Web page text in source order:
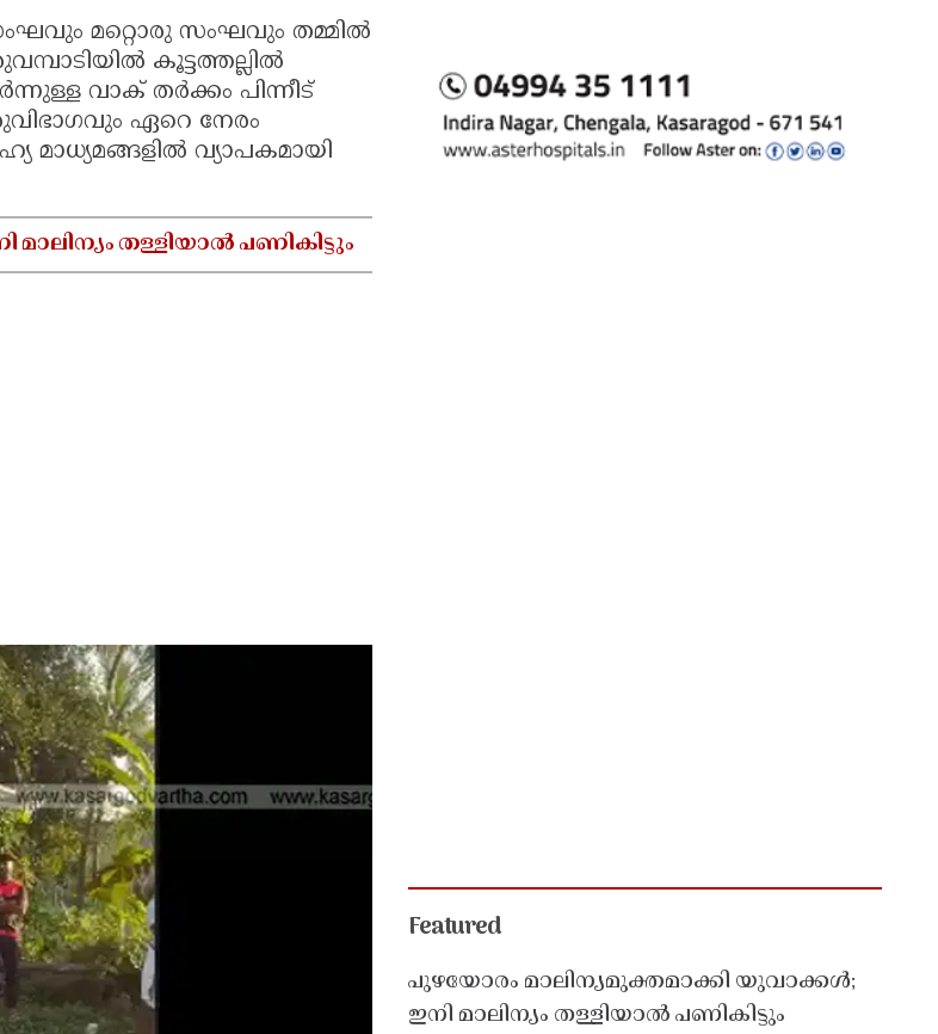
മറ്റൊരു സംഘവും തമ്മിൽ
കൂട്ടത്തല്ലിൽ
വാക് തർക്കം പിന്നീട്
ഏറെ നേരം
മാധ്യമങ്ങളിൽ വ്യാപകമായി
തള്ളിയാൽ പണികിട്ടും
Featured
പുഴയോരം മാലിന്യമുക്തമാക്കി യുവാക്കൾ;
ഇനി മാലിന്യം തള്ളിയാൽ പണികിട്ടും